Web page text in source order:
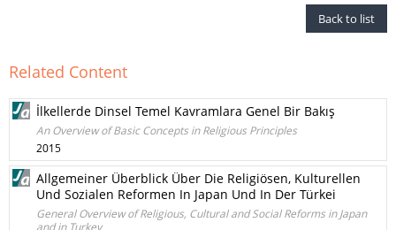
Back to list
Related Content
İlkellerde Dinsel Temel Kavramlara Genel Bir Bakış
An Overview of Basic Concepts in Religious Principles
2015
Allgemeiner Überblick Über Die Religiösen, Kulturellen
Und Sozialen Reformen In Japan Und In Der Türkei
General Overview of Religious, Cultural and Social Reforms in Japan
and in Turkey